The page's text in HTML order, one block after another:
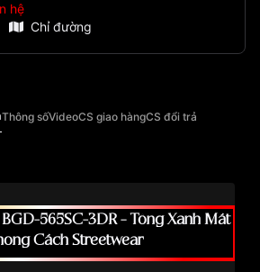
hệ
Chỉ đường
Thông sốVideoCS giao hàngCS đổi trả
565SC-3DR – Tông Xanh Mát
Cách Streetwear